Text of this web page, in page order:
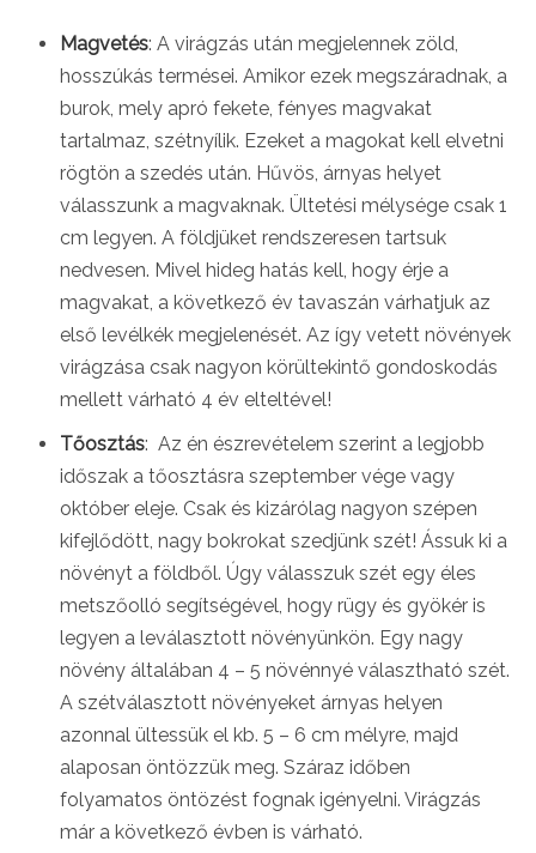
Magvetés: A virágzás után megjelennek zöld,
hosszúkás termései. Amikor ezek megszáradnak, a
burok, mely apró fekete, fényes magvakat
tartalmaz, szétnyílik. Ezeket a magokat kell elvetni
rögtön a szedés után. Hűvös, árnyas helyet
válasszunk a magvaknak. Ültetési mélysége csak 1
cm legyen. A földjüket rendszeresen tartsuk
nedvesen. Mivel hideg hatás kell, hogy érje a
magvakat, a következő év tavaszán várhatjuk az
első levélkék megjelenését. Az így vetett növények
virágzása csak nagyon körültekintő gondoskodás
mellett várható 4 év elteltével!
Tőosztás: Az én észrevételem szerint a legjobb
időszak a tőosztásra szeptember vége vagy
október eleje. Csak és kizárólag nagyon szépen
kifejlődött, nagy bokrokat szedjünk szét! Ássuk ki a
növényt a földből. Úgy válasszuk szét egy éles
metszőolló segítségével, hogy rügy és gyökér is
legyen a leválasztott növényünkön. Egy nagy
növény általában 4 – 5 növénnyé választható szét.
A szétválasztott növényeket árnyas helyen
azonnal ültessük el kb. 5 – 6 cm mélyre, majd
alaposan öntözzük meg. Száraz időben
folyamatos öntözést fognak igényelni. Virágzás
már a következő évben is várható.